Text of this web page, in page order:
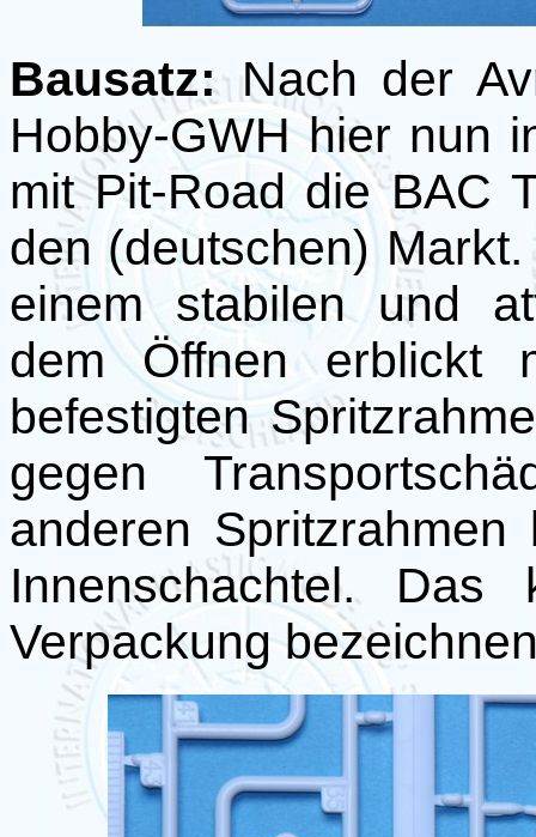
Bausatz:Nach der
Hobby-GWH hier nun
mit Pit-Road die BAC
den (deutschen)
einem stabilen und
dem Öffnen erblickt
befestigten
gegen
anderen
Innenschachtel.
Verpackung